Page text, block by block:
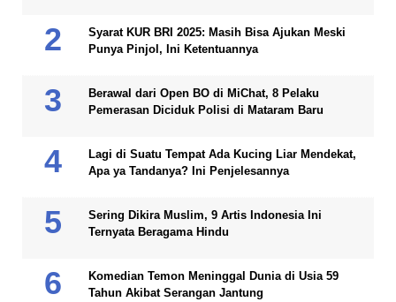
Syarat KUR BRI 2025: Masih Bisa Ajukan Meski
Punya Pinjol, Ini Ketentuannya
Berawal dari Open BO di MiChat, 8 Pelaku
Pemerasan Diciduk Polisi di Mataram Baru
Lagi di Suatu Tempat Ada Kucing Liar Mendekat,
Apa ya Tandanya? Ini Penjelesannya
Sering Dikira Muslim, 9 Artis Indonesia Ini
Ternyata Beragama Hindu
Komedian Temon Meninggal Dunia di Usia 59
Tahun Akibat Serangan Jantung